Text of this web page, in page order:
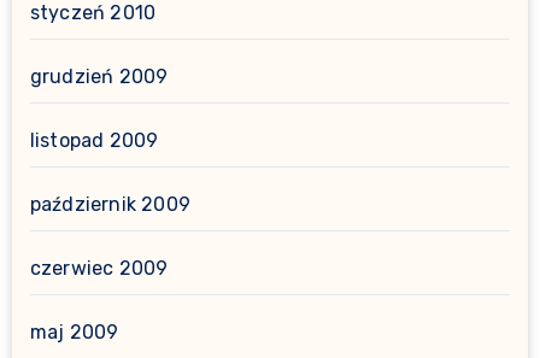
styczeń 2010
grudzień 2009
listopad 2009
październik 2009
czerwiec 2009
maj 2009